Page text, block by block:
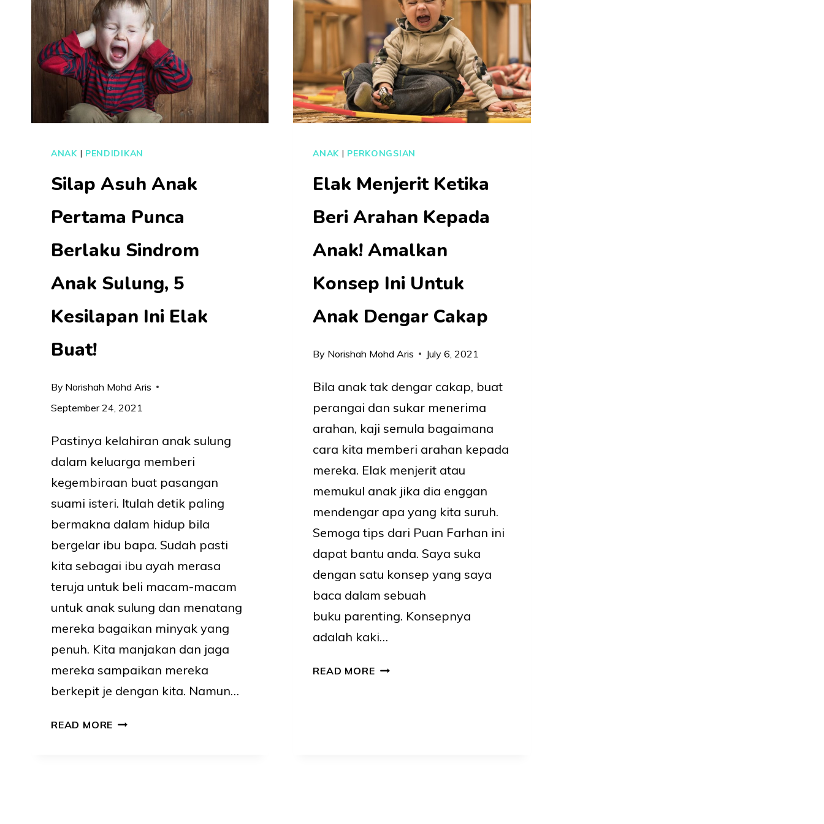
ANAK| PENDIDIKAN
Silap Asuh Anak
Pertama Punca
Berlaku Sindrom
Anak Sulung, 5
Kesilapan Ini Elak
Buat!
By Norishah Mohd Aris
September 24, 2021
Pastinya kelahiran anak sulung
dalam keluarga memberi
kegembiraan buat pasangan
suami isteri. Itulah detik paling
bermakna dalam hidup bila
bergelar ibu bapa. Sudah pasti
kita sebagai ibu ayah merasa
teruja untuk beli macam-macam
untuk anak sulung dan menatang
mereka bagaikan minyak yang
penuh. Kita manjakan dan jaga
mereka sampaikan mereka
berkepit je dengan kita. Namun…
READ MORE SILAP
ANAK | PERKONGSIAN
Elak Menjerit Ketika
Beri Arahan Kepada
Anak! Amalkan
Konsep Ini Untuk
Anak Dengar Cakap
By Norishah Mohd Aris July 6, 2021
Bila anak tak dengar cakap, buat
perangai dan sukar menerima
arahan, kaji semula bagaimana
cara kita memberi arahan kepada
mereka. Elak menjerit atau
memukul anak jika dia enggan
mendengar apa yang kita suruh.
Semoga tips dari Puan Farhan ini
dapat bantu anda. Saya suka
dengan satu konsep yang saya
baca dalam sebuah
buku parenting. Konsepnya
adalah kaki…
READ MOREELAK